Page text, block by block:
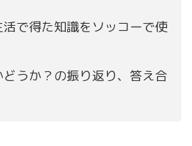
で得た知識をソッコーで使
どうか？の振り返り、答え合